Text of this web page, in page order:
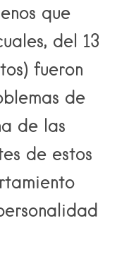
que
del 13
fueron
de
de las
de estos